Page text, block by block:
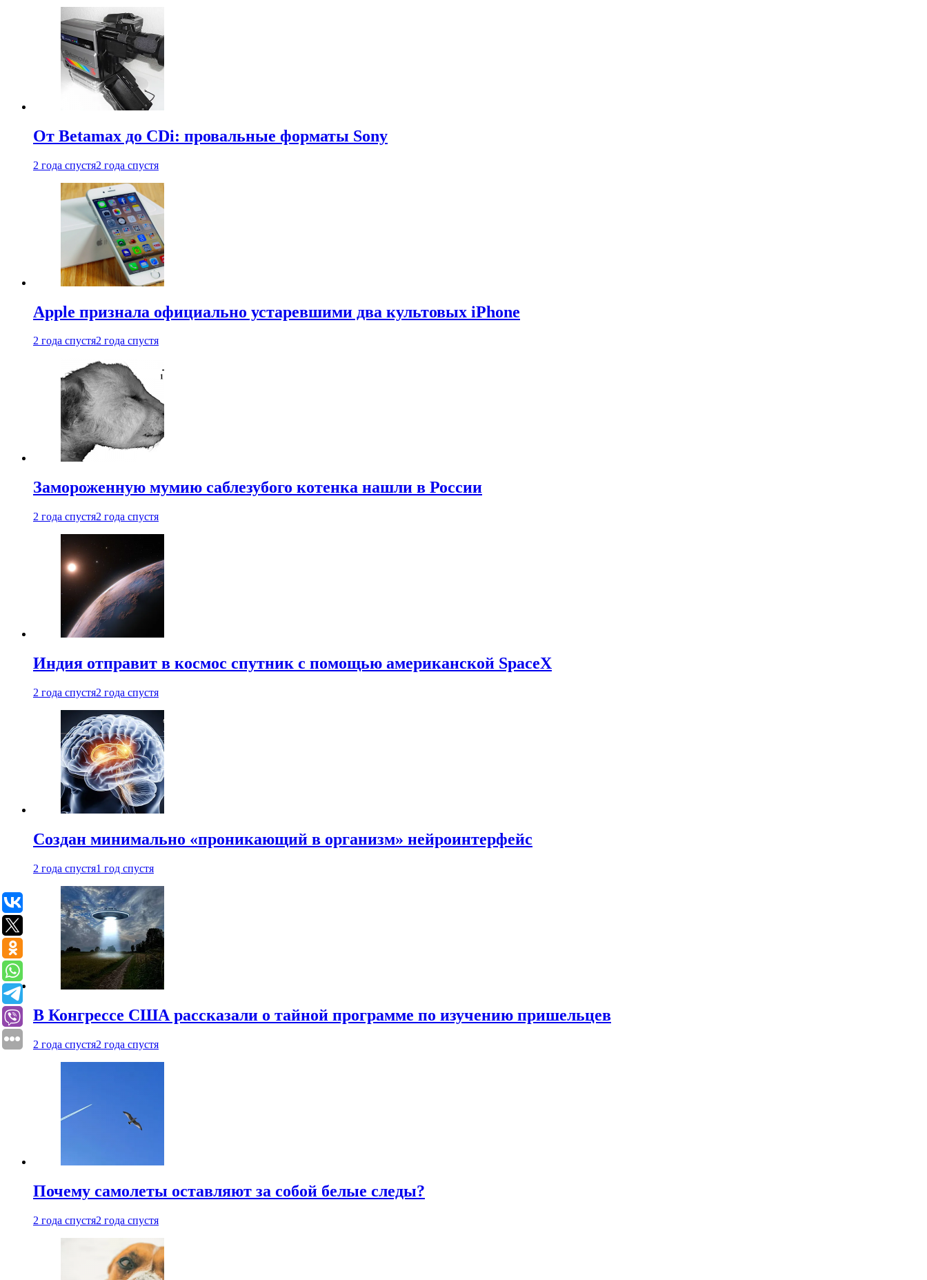
От Betamax до CDi: провальные форматы Sony
2 года спустя2 года спустя
Apple признала официально устаревшими два культовых iPhone
2 года спустя2 года спустя
Замороженную мумию саблезубого котенка нашли в России
2 года спустя2 года спустя
Индия отправит в космос спутник с помощью американской SpaceX
2 года спустя2 года спустя
Создан минимально «проникающий в организм» нейроинтерфейс
2 года спустя1 год спустя
В Конгрессе США рассказали о тайной программе по изучению пришельцев
2 года спустя2 года спустя
Почему самолеты оставляют за собой белые следы?
2 года спустя2 года спустя